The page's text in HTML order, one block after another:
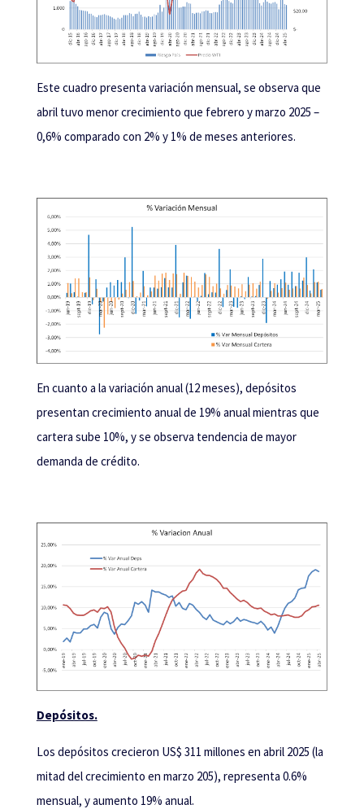
Este cuadro presenta variación mensual, se observa que
abril tuvo menor crecimiento que febrero y marzo 2025 –
0,6% comparado con 2% y 1% de meses anteriores.
En cuanto a la variación anual (12 meses), depósitos
presentan crecimiento anual de 19% anual mientras que
cartera sube 10%, y se observa tendencia de mayor
demanda de crédito.
Depósitos.
Los depósitos crecieron US$ 311 millones en abril 2025 (la
mitad del crecimiento en marzo 205), representa 0.6%
mensual, y aumento 19% anual.